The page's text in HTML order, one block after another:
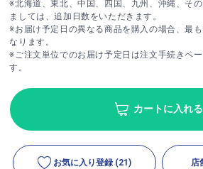
※北海道、東北、中国、四国、九州、沖縄、そ
ましては、追加日数をいただきます。
※お届け予定日の異なる商品を購入の場合、最
なります。
※ご注文単位でのお届け予定日は注文手続きペ
す。
カートに入れる
お気に入り登録 (21) 店